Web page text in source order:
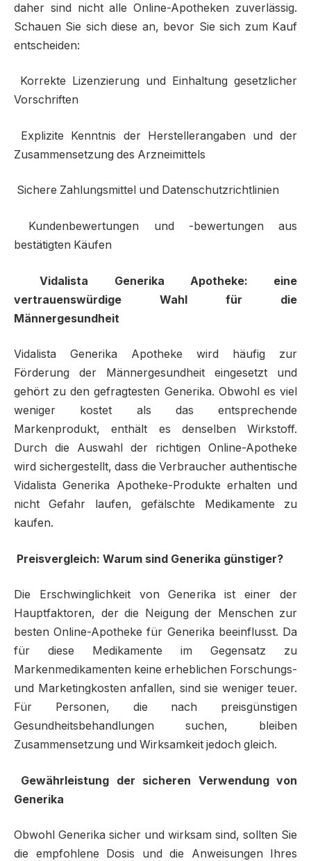
daher sind nicht alle Online-Apotheken zuverlässig.
Schauen Sie sich diese an, bevor Sie sich zum Kauf
entscheiden:
Korrekte Lizenzierung und Einhaltung gesetzlicher
Vorschriften
Explizite Kenntnis der Herstellerangaben und der
Zusammensetzung des Arzneimittels
Sichere Zahlungsmittel und Datenschutzrichtlinien
Kundenbewertungen und -bewertungen aus
bestätigten Käufen
Vidalista Generika Apotheke: eine
vertrauenswürdige Wahl für die
Männergesundheit
Vidalista Generika Apotheke wird häufig zur
Förderung der Männergesundheit eingesetzt und
gehört zu den gefragtesten Generika. Obwohl es viel
weniger kostet als das entsprechende
Markenprodukt, enthält es denselben Wirkstoff.
Durch die Auswahl der richtigen Online-Apotheke
wird sichergestellt, dass die Verbraucher authentische
Vidalista Generika Apotheke-Produkte erhalten und
nicht Gefahr laufen, gefälschte Medikamente zu
kaufen.
Preisvergleich: Warum sind Generika günstiger?
Die Erschwinglichkeit von Generika ist einer der
Hauptfaktoren, der die Neigung der Menschen zur
besten Online-Apotheke für Generika beeinflusst. Da
für diese Medikamente im Gegensatz zu
Markenmedikamenten keine erheblichen Forschungs-
und Marketingkosten anfallen, sind sie weniger teuer.
Für Personen, die nach preisgünstigen
Gesundheitsbehandlungen suchen, bleiben
Zusammensetzung und Wirksamkeit jedoch gleich.
Gewährleistung der sicheren Verwendung von
Generika
Obwohl Generika sicher und wirksam sind, sollten Sie
die empfohlene Dosis und die Anweisungen Ihres